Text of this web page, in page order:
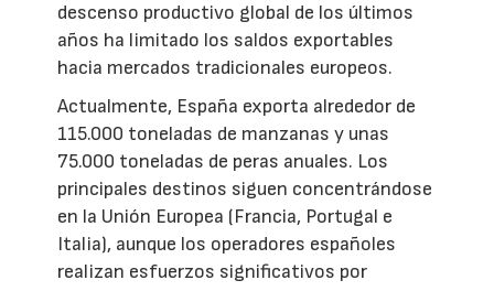
descenso productivo global de los últimos
años ha limitado los saldos exportables
hacia mercados tradicionales europeos.
Actualmente, España exporta alrededor de
115.000 toneladas de manzanas y unas
75.000 toneladas de peras anuales. Los
principales destinos siguen concentrándose
en la Unión Europea (Francia, Portugal e
Italia), aunque los operadores españoles
realizan esfuerzos significativos por